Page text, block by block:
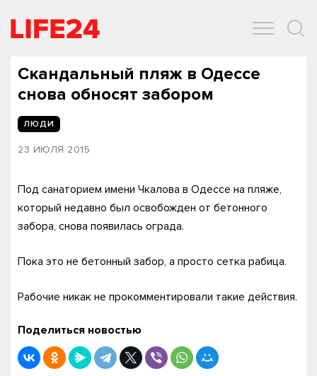
Скандальный пляж в Одессе
снова обносят забором
ЛЮДИ
23 ИЮЛЯ 2015
Под санаторием имени Чкалова в Одессе на пляже,
который недавно был освобожден от бетонного
забора, снова появилась ограда.
Пока это не бетонный забор, а просто сетка рабица.
Рабочие никак не прокомментировали такие действия.
Поделиться новостью